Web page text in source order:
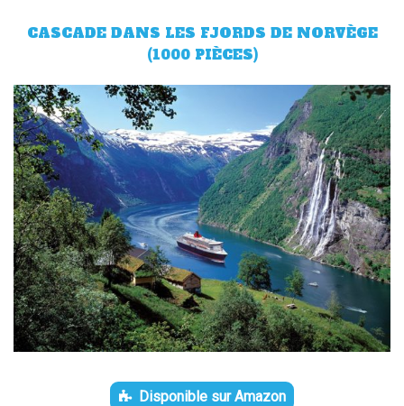
CASCADE DANS LES FJORDS DE NORVÈGE
(1000 PIÈCES)
Disponible sur Amazon